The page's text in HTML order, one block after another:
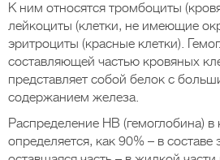
К ним относятся тромбоциты
лейкоциты (клетки, не имеющие
эритроциты (красные клетки).
составляющей частью кровяных
представляет собой белок с
содержанием железа.
Распределение НВ (гемоглобина) в
определяется, как 90% – в составе